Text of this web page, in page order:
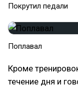
Покрутил педали
Поплавал
Кроме
течение дня и